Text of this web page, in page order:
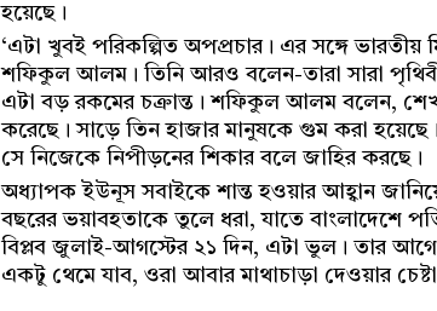
হয়েছে।
‘এটা খুবই পরিকল্পিত অপপ্রচার। এর সঙ্গে ভারতীয়
শফিকুল আলম। তিনি আরও বলেন-তারা সারা
এটা বড় রকমের চক্রান্ত। শফিকুল আলম বলেন, শেখ
করেছে। সাড়ে তিন হাজার মানুষকে গুম করা
সে নিজেকে নিপীড়নের শিকার বলে জাহির করছে।
অধ্যাপক ইউনূস সবাইকে শান্ত হওয়ার আহ্বান
বছরের ভয়াবহতাকে তুলে ধরা, যাতে বাংলাদেশে
বিপ্লব জুলাই-আগস্টের ২১ দিন, এটা ভুল। তার
একটু থেমে যাব, ওরা আবার মাথাচাড়া দেওয়ার